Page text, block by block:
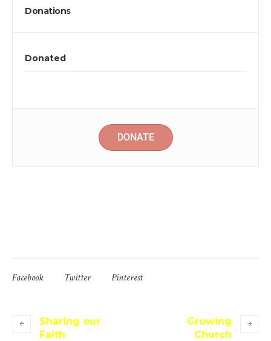
Donations
Donated
DONATE
Facebook Twitter Pinterest
Sharing our
Faith
Growing
Church